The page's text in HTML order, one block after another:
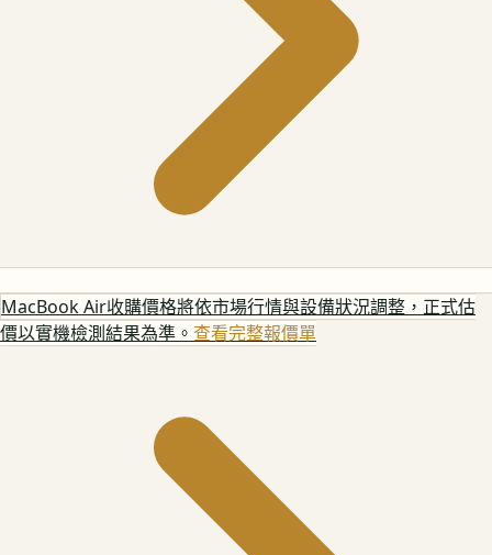
MacBook Air收購價格將依市場行情與設備狀況調整，正式估
價以實機檢測結果為準。 查看完整報價單